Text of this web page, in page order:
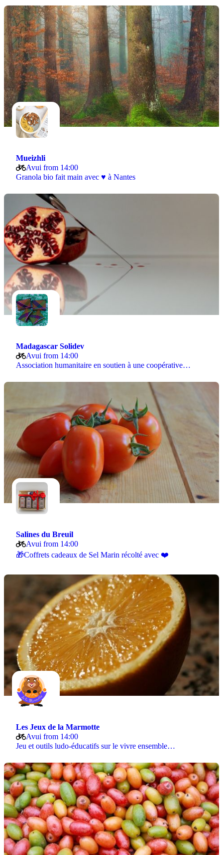
Mueizhli
Avui from 14:00
Granola bio fait main avec ♥ à Nantes
Madagascar Solidev
Avui from 14:00
Association humanitaire en soutien à une coopérative…
Salines du Breuil
Avui from 14:00
🎁Coffrets cadeaux de Sel Marin récolté avec ❤️
Les Jeux de la Marmotte
Avui from 14:00
Jeu et outils ludo-éducatifs sur le vivre ensemble…